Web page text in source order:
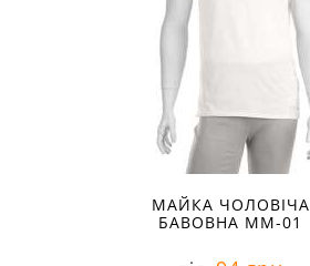
МАЙКА ЧОЛОВІЧА
БАВОВНА ММ-01